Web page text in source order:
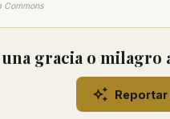
Commons
una gracia o
Reportar